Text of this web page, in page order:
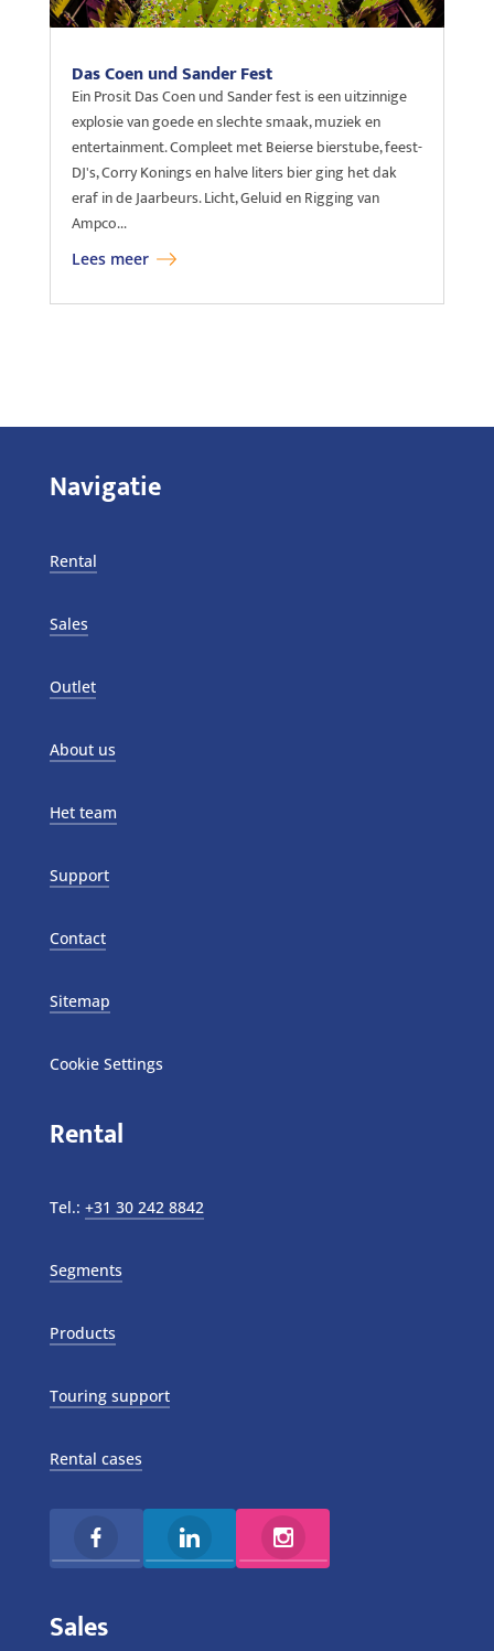
Das Coen und Sander Fest
Ein Prosit Das Coen und Sander fest is een uitzinnige
explosie van goede en slechte smaak, muziek en
entertainment. Compleet met Beierse bierstube, feest-
DJ's, Corry Konings en halve liters bier ging het dak
eraf in de Jaarbeurs. Licht, Geluid en Rigging van
Ampco...
Lees meer
Navigatie
Rental
Sales
Outlet
About us
Het team
Support
Contact
Sitemap
Cookie Settings
Rental
Tel.: +31 30 242 8842
Segments
Products
Touring support
Rental cases
Sales